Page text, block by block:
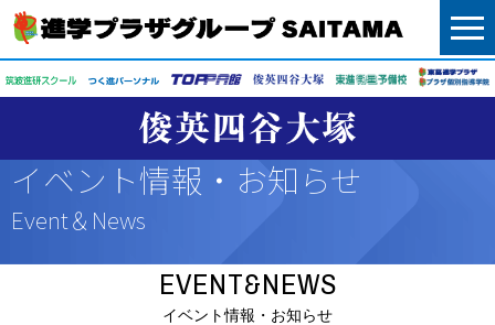
menu
イベント情報・お知らせ
Event＆News
EVENT&NEWS
イベント情報・お知らせ